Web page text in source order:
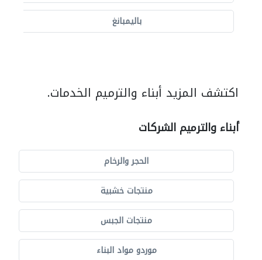
باليمبانغ
اكتشف المزيد أبناء والترميم الخدمات.
أبناء والترميم الشركات
الحجر والرخام
منتجات خشبية
منتجات الجبس
موردو مواد البناء